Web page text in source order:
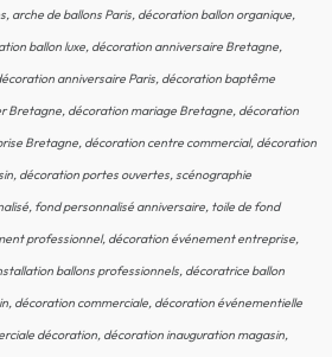
arche de ballons Paris, décoration ballon organique,
ballon luxe, décoration anniversaire Bretagne,
anniversaire Paris, décoration baptême
Bretagne, décoration mariage Bretagne, décoration
Bretagne, décoration centre commercial, décoration
décoration portes ouvertes, scénographie
fond personnalisé anniversaire, toile de fond
professionnel, décoration événement entreprise,
ballons professionnels, décoratrice ballon
décoration commerciale, décoration événementielle
décoration, décoration inauguration magasin,